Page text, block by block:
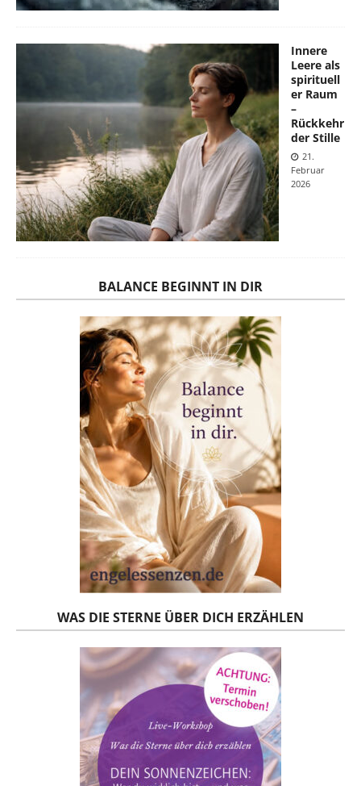
Innere
Leere als
spirituell
er Raum
–
Rückkehr
der Stille
21.
Februar
2026
BALANCE BEGINNT IN DIR
WAS DIE STERNE ÜBER DICH ERZÄHLEN